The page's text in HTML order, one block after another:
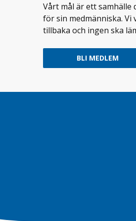
Vårt mål är ett
för sin medmänniska. Vi
tillbaka och ingen ska
BLI MEDLEM